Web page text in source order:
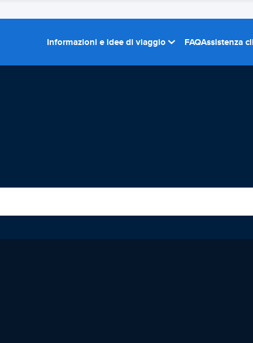
Informazioni e idee di viaggio FAQAssistenza